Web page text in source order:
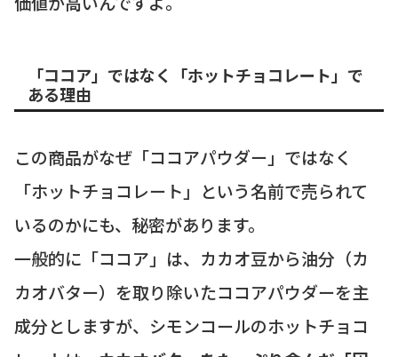
「ココア」ではなく「ホットチョコレート」で
ある理由
この商品がなぜ「ココアパウダー」ではなく
「ホットチョコレート」という名前で売られて
いるのかにも、秘密があります。
一般的に「ココア」は、カカオ豆から油分（カ
カオバター）を取り除いたココアパウダーを主
成分としますが、シモンコールのホットチョコ